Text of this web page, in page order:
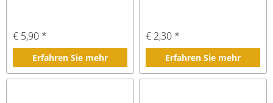
€ 5,90 *
Erfahren Sie mehr
€ 2,30 *
Erfahren Sie mehr